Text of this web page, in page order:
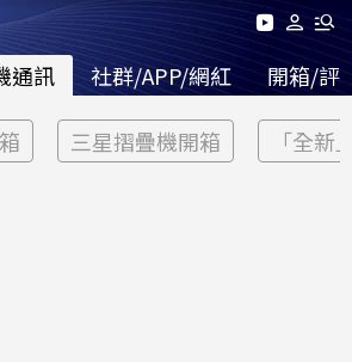
通訊 社群/APP/網紅 開箱/評
三星摺疊機開箱 「全新